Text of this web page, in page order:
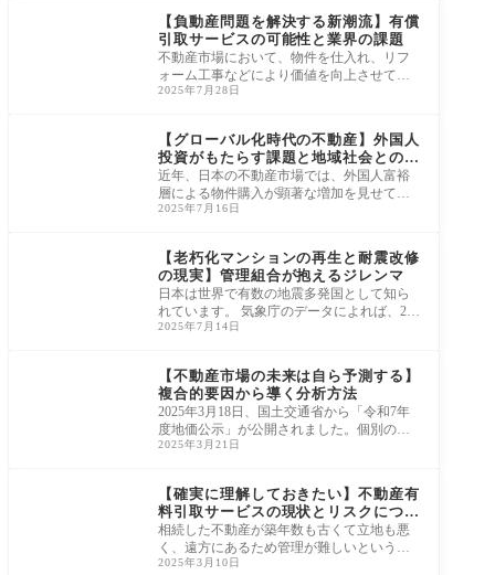
【負動産問題を解決する新潮流】有償
引取サービスの可能性と業界の課題
不動産市場において、物件を仕入れ、リフ
ォーム工事などにより価値を向上させて再
販する事業は、古くから不動産会社の収益
2025年7月28日
【グローバル化時代の不動産】外国人
投資がもたらす課題と地域社会との共
生
近年、日本の不動産市場では、外国人富裕
層による物件購入が顕著な増加を見せてい
ます。 これは、円安基調に加え、日本の経
2025年7月16日
【老朽化マンションの再生と耐震改修
の現実】管理組合が抱えるジレンマ
日本は世界で有数の地震多発国として知ら
れています。 気象庁のデータによれば、202
4年には震度1以上の地震が3,678回観測さ
2025年7月14日
【不動産市場の未来は自ら予測する】
複合的要因から導く分析方法
2025年3月18日、国土交通省から「令和7年
度地価公示」が公開されました。個別の標
準地点の価格は、既に不動産情報ライブラ
2025年3月21日
【確実に理解しておきたい】不動産有
料引取サービスの現状とリスクについ
て
相続した不動産が築年数も古くて立地も悪
く、遠方にあるため管理が難しいというケ
ースが多々あります。不動産業者に相談し
2025年3月10日